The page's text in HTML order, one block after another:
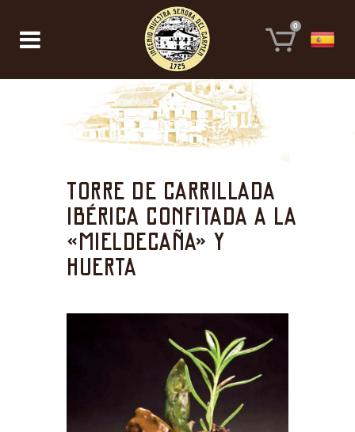
0
Torre de carrillada
ibérica confitada a la
«mieldecaña» y
huerta